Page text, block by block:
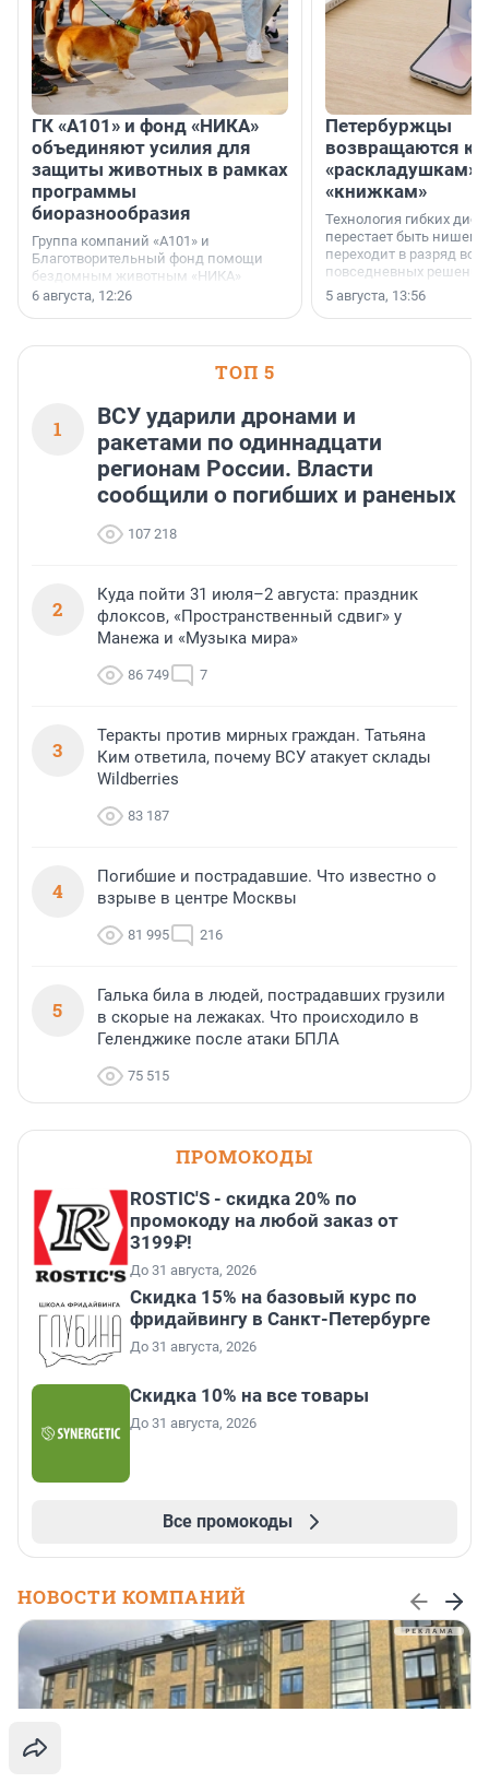
ГК «А101» и фонд «НИКА»
объединяют усилия для
защиты животных в рамках
программы
биоразнообразия
Группа компаний «А101» и
Благотворительный фонд помощи
бездомным животным «НИКА»
заключили соглашение о
6 августа, 12:26
Петербуржцы
возвращаются к
«раскладушкам»
«книжкам»
Технология гибких
перестает быть
переходит в разряд
повседневных
5 августа, 13:56
ТОП 5
1
ВСУ ударили дронами и
ракетами по одиннадцати
регионам России. Власти
сообщили о погибших и раненых
107 218
2
Куда пойти 31 июля–2 августа: праздник
флоксов, «Пространственный сдвиг» у
Манежа и «Музыка мира»
86 749 7
3
Теракты против мирных граждан. Татьяна
Ким ответила, почему ВСУ атакует склады
Wildberries
83 187
4
Погибшие и пострадавшие. Что известно о
взрыве в центре Москвы
81 995 216
5
Галька била в людей, пострадавших грузили
в скорые на лежаках. Что происходило в
Геленджике после атаки БПЛА
75 515
ПРОМОКОДЫ
ROSTIC'S - скидка 20% по
промокоду на любой заказ от
3199₽!
До 31 августа, 2026
Скидка 15% на базовый курс по
фридайвингу в Санкт-Петербурге
До 31 августа, 2026
Скидка 10% на все товары
До 31 августа, 2026
Все промокоды
НОВОСТИ КОМПАНИЙ